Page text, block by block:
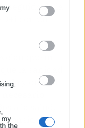
my
the
seguida de la
con un
que un
y que un
a la salud.
considera